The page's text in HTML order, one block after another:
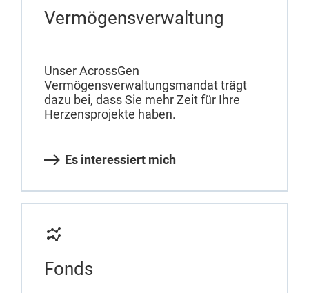
Vermögensverwaltung
Unser AcrossGen
Vermögensverwaltungsmandat trägt
dazu bei, dass Sie mehr Zeit für Ihre
Herzensprojekte haben.
Es interessiert mich
Fonds